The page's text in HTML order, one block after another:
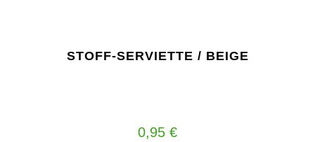
STOFF-SERVIETTE / BEIGE
0,95 €